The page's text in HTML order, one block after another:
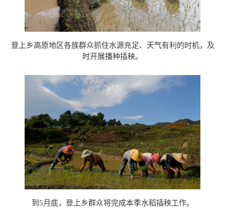
登上乡高原地区各族群众抓住水源充足、天气有利的时机，及
时开展播种插秧。
到 5月底，登上乡群众将完成本季水稻插秧工作。